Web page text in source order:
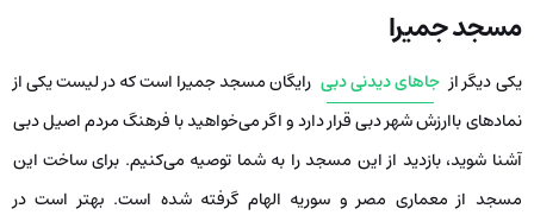
مسجد جمیرا
یکی دیگر از جاهای دیدنی دبی رایگان مسجد جمیرا است که در لیست یکی از
نماد‌های با‌ارزش شهر دبی قرار دارد و اگر می‌خواهید با فرهنگ مردم اصیل دبی
آشنا شوید، بازدید از این مسجد را به شما توصیه می‌کنیم. برای ساخت این
مسجد از معماری مصر و سوریه الهام گرفته شده است. بهتر است در